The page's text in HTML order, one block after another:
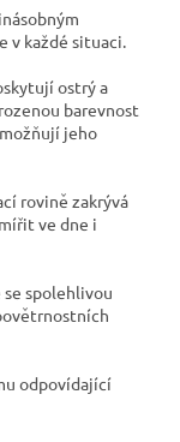
v každé situaci.
ostrý a
barevnost
jeho
rovině zakrývá
ve dne i
spolehlivou
odpovídající